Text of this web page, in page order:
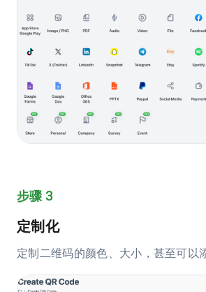
步骤 3
定制化
定制二维码的颜色、大小，甚至可以